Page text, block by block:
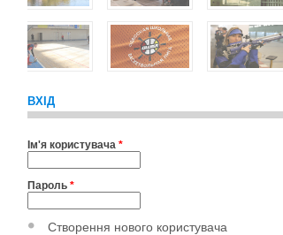
ВХІД
Ім'я користувача *
Пароль *
Створення нового користувача